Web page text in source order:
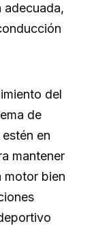
adecuada,
del
de
en
mantener
motor bien